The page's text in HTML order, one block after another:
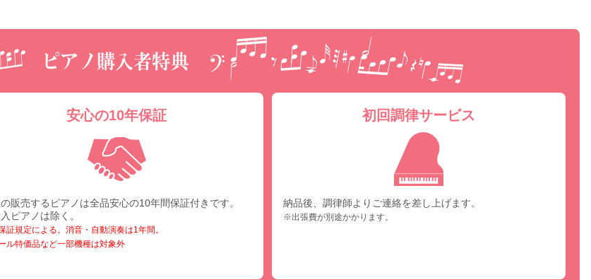
ピ
安心の10年保証
販売するピアノは全品安心の10年間保証付きです。
ピアノは除く。
証規定による。消音・自動演奏は1年間。
ル特価品など一部機種は対象外
初回調律サービス
納品後、調律師よりご連絡を差し上げます。
※出張費が別途かかります。